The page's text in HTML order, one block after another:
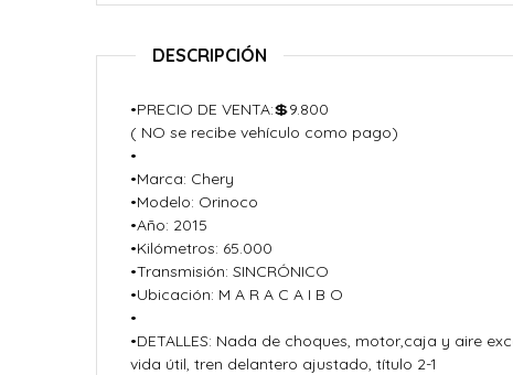
DESCRIPCIÓN
•PRECIO DE VENTA:💲9.800
( NO se recibe vehículo como pago)
•
•Marca: Chery
•Modelo: Orinoco
•Año: 2015
•Kilómetros: 65.000
•Transmisión: SINCRÓNICO
•Ubicación: M A R A C A I B O
•
•DETALLES: Nada de choques, motor,caja y aire
vida útil, tren delantero ajustado, título 2-1